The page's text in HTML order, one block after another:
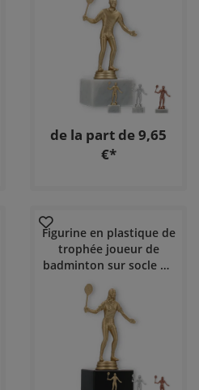
de la part de 9,65
€*
Figurine en plastique de
trophée joueur de
badminton sur socle en
marbre noir